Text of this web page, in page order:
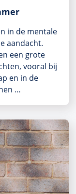
in de mentale
aandacht.
een grote
vooral bij
en in de
…